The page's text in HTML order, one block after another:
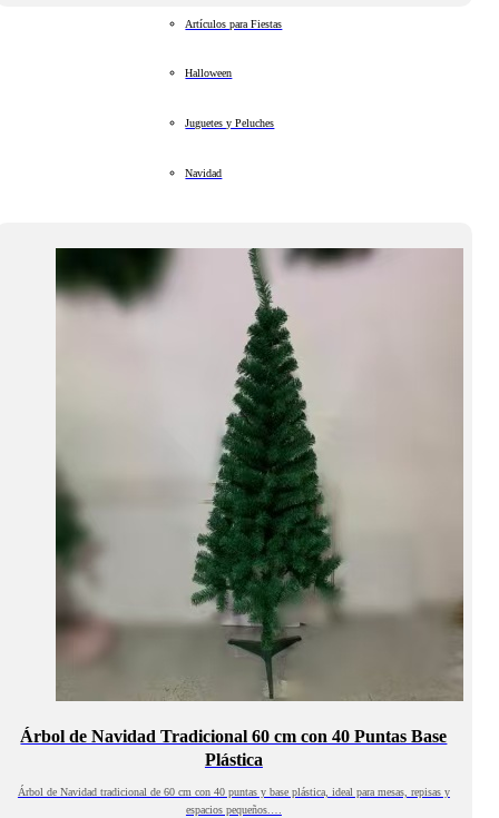
Artículos para Fiestas
Halloween
Juguetes y Peluches
Navidad
Árbol de Navidad Tradicional 60 cm con 40 Puntas Base
Plástica
Árbol de Navidad tradicional de 60 cm con 40 puntas y base plástica, ideal para mesas, repisas y
espacios pequeños.…